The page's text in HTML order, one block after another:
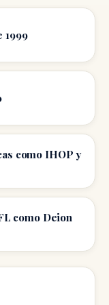
1999
como IHOP y
como Deion